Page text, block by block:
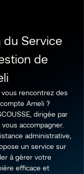
du Service
de
Ameli ?
dirigée par
accompagner.
administrative,
un service sur
à gérer votre
efficace et